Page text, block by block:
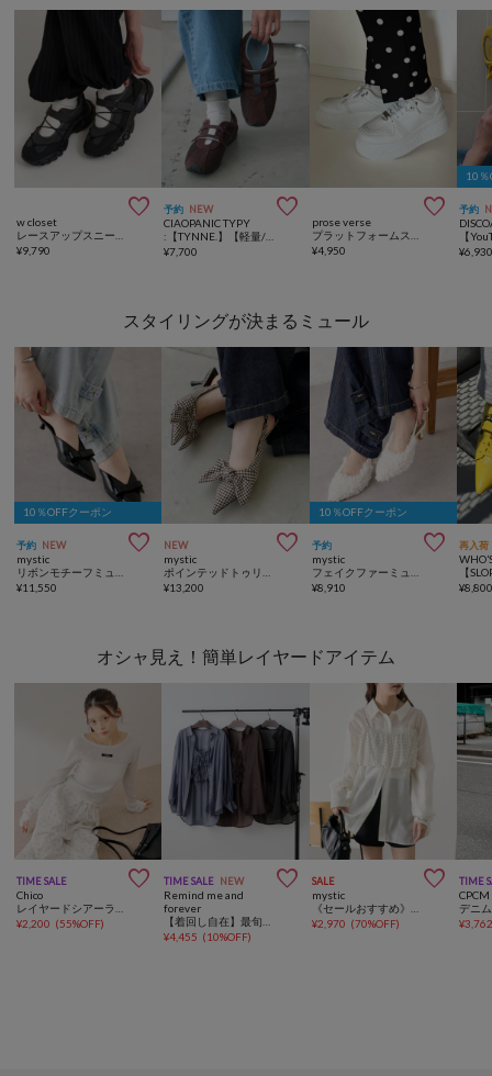

w closet
¥9,790
予約 NEW 
CIAOPANIC TYPY
¥7,700

prose verse
¥4,950
10％
予約
¥
スタイリングが決まるミュール
10％OFFクーポン
予約 NEW 
mystic
¥11,550
NEW 
mystic
¥13,200
10％OFFクーポン
予約 
mystic
¥8,910
再入荷
¥
オシャ見え！簡単レイヤードアイテム
TIME SALE 
Chico
¥2,200 (55%OFF)
TIME SALE NEW 
Remind me and
forever
¥4,455 (10%OFF)
SALE 
mystic
¥2,970 (70%OFF)
TIME
CPCM
¥